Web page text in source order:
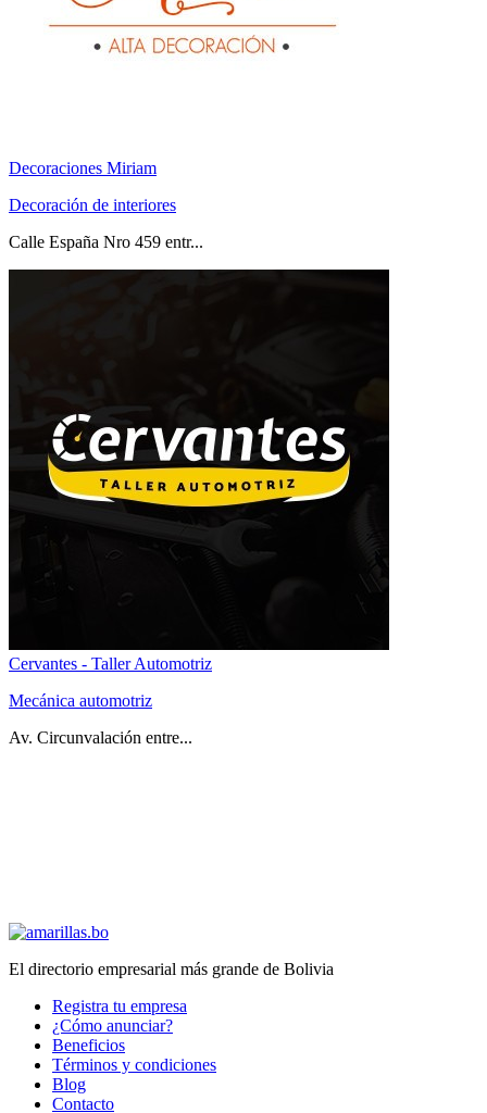
Decoraciones Miriam
Decoración de interiores
Calle España Nro 459 entr...
Cervantes - Taller Automotriz
Mecánica automotriz
Av. Circunvalación entre...
El directorio empresarial más grande de Bolivia
Registra tu empresa
¿Cómo anunciar?
Beneficios
Términos y condiciones
Blog
Contacto